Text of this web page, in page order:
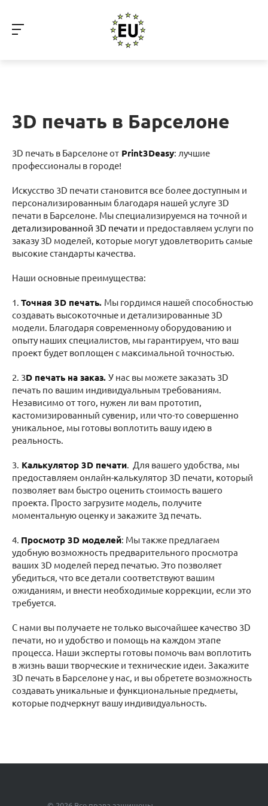
3D печать в Барселоне
3D печать в Барселоне от Print3Deasy: лучшие
профессионалы в городе!
Искусство 3D печати становится все более доступным и
персонализированным благодаря нашей услуге 3D
печати в Барселоне. Мы специализируемся на точной и
детализированной 3D печати и предоставляем услуги по
заказу 3D моделей, которые могут удовлетворить самые
высокие стандарты качества.
Наши основные преимущества:
1. Точная 3D печать. Мы гордимся нашей способностью
создавать высокоточные и детализированные 3D
модели. Благодаря современному оборудованию и
опыту наших специалистов, мы гарантируем, что ваш
проект будет воплощен с максимальной точностью.
2. 3D печать на заказ. У нас вы можете заказать 3D
печать по вашим индивидуальным требованиям.
Независимо от того, нужен ли вам прототип,
кастомизированный сувенир, или что-то совершенно
уникальное, мы готовы воплотить вашу идею в
реальность.
3. Калькулятор 3D печати. Для вашего удобства, мы
предоставляем онлайн-калькулятор 3D печати, который
позволяет вам быстро оценить стоимость вашего
проекта. Просто загрузите модель, получите
моментальную оценку и закажите 3д печать.
4. Просмотр 3D моделей: Мы также предлагаем
удобную возможность предварительного просмотра
ваших 3D моделей перед печатью. Это позволяет
убедиться, что все детали соответствуют вашим
ожиданиям, и внести необходимые коррекции, если это
требуется.
С нами вы получаете не только высочайшее качество 3D
печати, но и удобство и помощь на каждом этапе
процесса. Наши эксперты готовы помочь вам воплотить
в жизнь ваши творческие и технические идеи. Закажите
3D печать в Барселоне у нас, и вы обретете возможность
создавать уникальные и функциональные предметы,
которые подчеркнут вашу индивидуальность.